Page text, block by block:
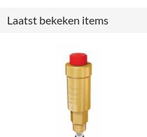
Laatst bekeken items